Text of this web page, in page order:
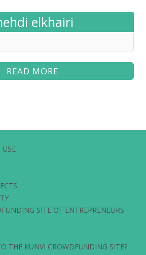
elkhairi
READ MORE
USE
SITE OF ENTREPRENEURS
THE KUNVI CROWDFUNDING SITE?